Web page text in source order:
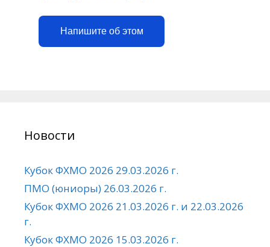
Напишите об этом
Новости
Кубок ФХМО 2026 29.03.2026 г.
ПМО (юниоры) 26.03.2026 г.
Кубок ФХМО 2026 21.03.2026 г. и 22.03.2026
г.
Кубок ФХМО 2026 15.03.2026 г.